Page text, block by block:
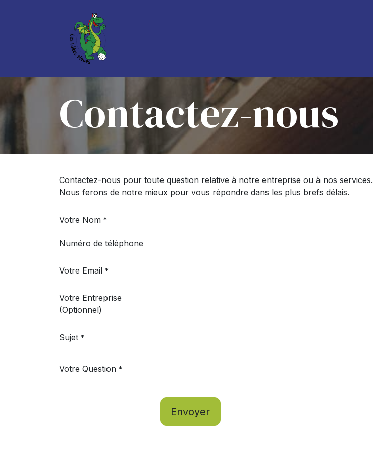
Contactez-nous
Contactez-nous pour toute question relative à notre entreprise ou à nos services.
Nous ferons de notre mieux pour vous répondre dans les plus brefs délais.
Votre Nom *
Numéro de téléphone
Votre Email *
Votre Entreprise
(Optionnel)
Sujet *
Votre Question *
Envoyer